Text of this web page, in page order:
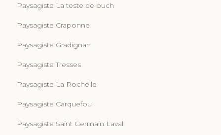
Paysagiste La teste de buch
Paysagiste Craponne
Paysagiste Gradignan
Paysagiste Tresses
Paysagiste La Rochelle
Paysagiste Carquefou
Paysagiste Saint Germain Laval